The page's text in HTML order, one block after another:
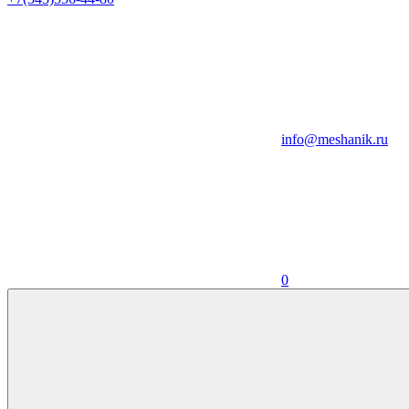
info@meshanik.ru
0